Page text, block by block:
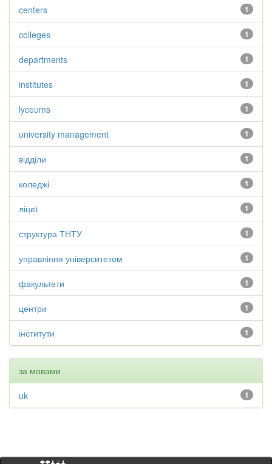
1
centers
1
colleges
1
departments
1
institutes
1
lyceums
1
university management
1
відділи
1
коледжі
1
ліцеї
1
структура ТНТУ
1
управління університетом
1
факультети
1
центри
1
інститути
за мовами
1
uk